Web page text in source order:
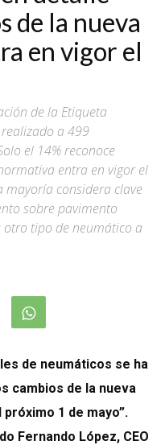
de la nueva
en vigor el
de la Etiqueta
a 499
el 14% reconoce
entra en vigor el
considera clave
sobre pavimento
tipo de neumático a
de neumáticos se ha
cambios de la nueva
1 de mayo”.
Fernando López, CEO